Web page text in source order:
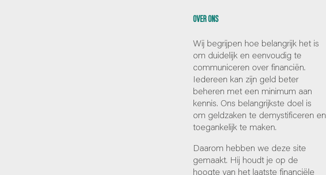
OVER ONS
Wij begrijpen hoe belangrijk het is
om duidelijk en eenvoudig te
communiceren over financiën.
Iedereen kan zijn geld beter
beheren met een minimum aan
kennis. Ons belangrijkste doel is
om geldzaken te demystificeren en
toegankelijk te maken.
Daarom hebben we deze site
gemaakt. Hij houdt je op de
hoogte van het laatste financiële